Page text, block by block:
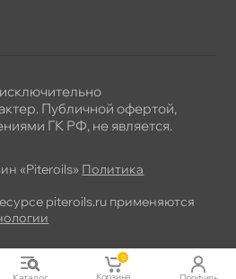
«Piteroils» Политика
piteroils.ru применяются
Публичной офертой,
ГК РФ, не является.
0
Корзина